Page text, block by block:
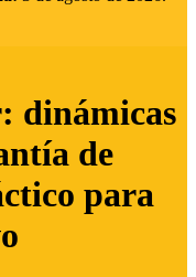
dinámicas
de
para